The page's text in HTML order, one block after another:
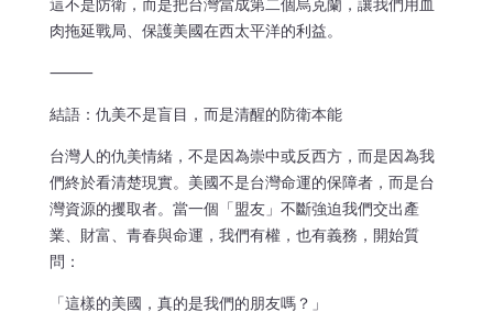
這不是防衛，而是把台灣當成第二個烏克蘭，讓我們用血
肉拖延戰局、保護美國在西太平洋的利益。
⸻
結語：仇美不是盲目，而是清醒的防衛本能
台灣人的仇美情緒，不是因為崇中或反西方，而是因為我
們終於看清楚現實。美國不是台灣命運的保障者，而是台
灣資源的攫取者。當一個「盟友」不斷強迫我們交出產
業、財富、青春與命運，我們有權，也有義務，開始質
問：
「這樣的美國，真的是我們的朋友嗎？」